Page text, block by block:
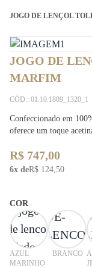
JOGO DE LENÇOL
JOGO DE
MARFIM
CÓD.: 01.10.1809_1320_1
Confeccionado em
oferece um toque
R$ 747,00
6x deR$ 124,50
COR
AZUL
MARINHO
BRANCO